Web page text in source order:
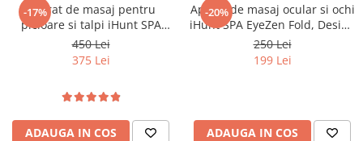
-17%
Aparat de masaj pentru
picioare si talpi iHunt SPA
FootRelax AirHeat,
Reflexoterapie, Compresie cu
450 Lei
375 Lei
ADAUGA IN COS
-20%
Aparat de masaj ocular si ochi
iHunt SPA EyeZen Fold, Design
pliabil, Compresie inteligenta
cu aer, Functie incalzire,
250 Lei
199 Lei
ADAUGA IN COS